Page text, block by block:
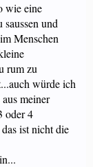
wie eine
und
Menschen
rum zu
würde ich
meiner
oder 4
ist nicht die